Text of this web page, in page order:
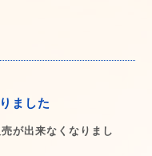
ました
が出来なくなりまし